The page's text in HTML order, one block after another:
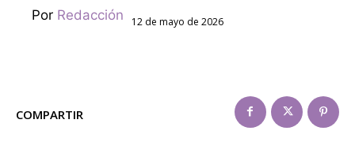
Por Redacción 12 de mayo de 2026
COMPARTIR